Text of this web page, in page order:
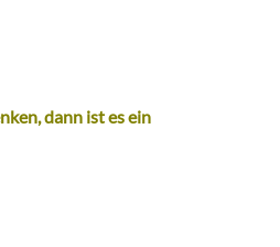
dann ist es ein